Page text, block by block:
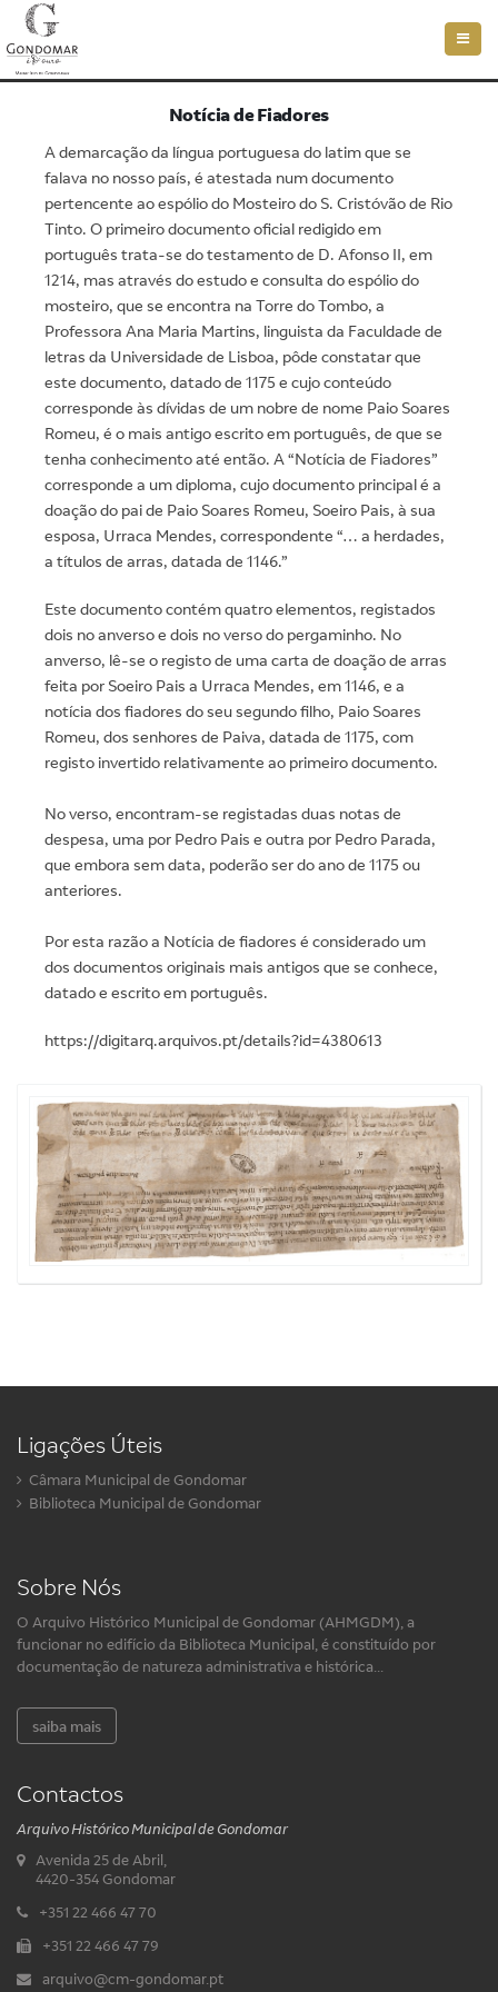
Toggle
Notícia de Fiadores
A demarcação da língua portuguesa do latim que se
falava no nosso país, é atestada num documento
pertencente ao espólio do Mosteiro do S. Cristóvão de Rio
Tinto. O primeiro documento oficial redigido em
português trata-se do testamento de D. Afonso II, em
1214, mas através do estudo e consulta do espólio do
mosteiro, que se encontra na Torre do Tombo, a
Professora Ana Maria Martins, linguista da Faculdade de
letras da Universidade de Lisboa, pôde constatar que
este documento, datado de 1175 e cujo conteúdo
corresponde às dívidas de um nobre de nome Paio Soares
Romeu, é o mais antigo escrito em português, de que se
tenha conhecimento até então. A “Notícia de Fiadores”
corresponde a um diploma, cujo documento principal é a
doação do pai de Paio Soares Romeu, Soeiro Pais, à sua
esposa, Urraca Mendes, correspondente “… a herdades,
a títulos de arras, datada de 1146.”
Este documento contém quatro elementos, registados
dois no anverso e dois no verso do pergaminho. No
anverso, lê-se o registo de uma carta de doação de arras
feita por Soeiro Pais a Urraca Mendes, em 1146, e a
notícia dos fiadores do seu segundo filho, Paio Soares
Romeu, dos senhores de Paiva, datada de 1175, com
registo invertido relativamente ao primeiro documento.
No verso, encontram-se registadas duas notas de
despesa, uma por Pedro Pais e outra por Pedro Parada,
que embora sem data, poderão ser do ano de 1175 ou
anteriores.
Por esta razão a Notícia de fiadores é considerado um
dos documentos originais mais antigos que se conhece,
datado e escrito em português.
https://digitarq.arquivos.pt/details?id=4380613
Ligações Úteis
Câmara Municipal de Gondomar
Biblioteca Municipal de Gondomar
Sobre Nós
O Arquivo Histórico Municipal de Gondomar (AHMGDM), a
funcionar no edifício da Biblioteca Municipal, é constituído por
documentação de natureza administrativa e histórica...
saiba mais
Contactos
Arquivo Histórico Municipal de Gondomar
Avenida 25 de Abril,
4420-354 Gondomar
+351 22 466 47 70
+351 22 466 47 79
arquivo@cm-gondomar.pt